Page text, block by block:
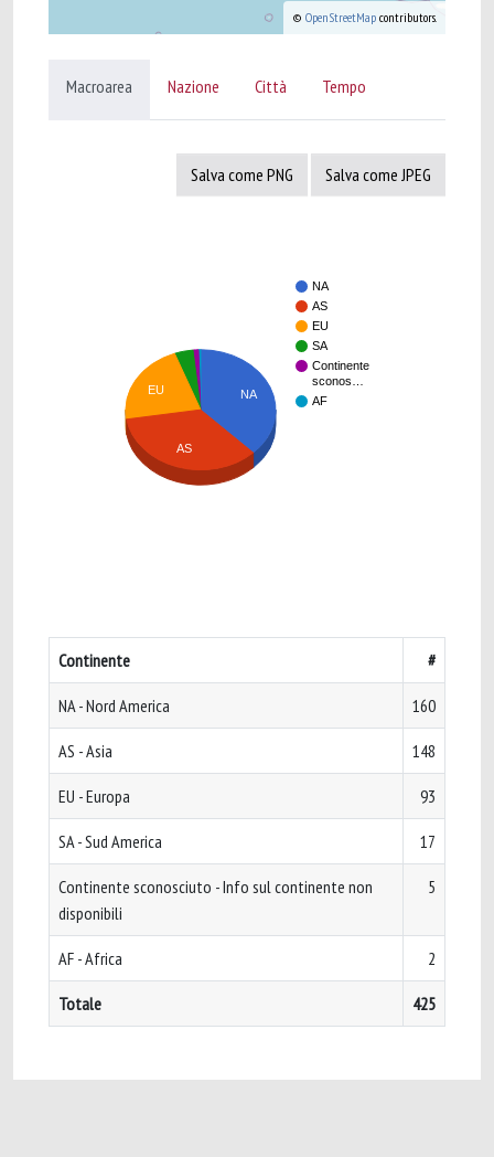
© OpenStreetMap contributors.
Macroarea Nazione Città Tempo
Salva come PNG Salva come JPEG
NA
AS
EU
SA
Continente
sconos…
AF
NA
EU
AS
Continente #
NA - Nord America 160
AS - Asia 148
EU - Europa 93
SA - Sud America 17
Continente sconosciuto - Info sul continente non
disponibili
5
AF - Africa 2
Totale 425